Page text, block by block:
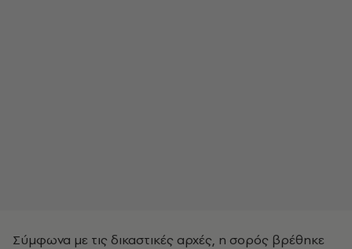
Σύμφωνα με τις δικαστικές αρχές, η σορός βρέθηκε